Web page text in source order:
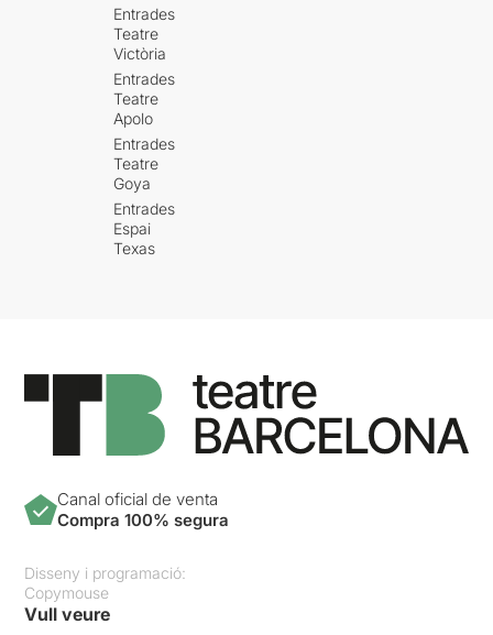
Entrades
Teatre
Victòria
Entrades
Teatre
Apolo
Entrades
Teatre
Goya
Entrades
Espai
Texas
Canal oficial de venta
Compra 100% segura
Disseny i programació:
Copymouse
Vull veure